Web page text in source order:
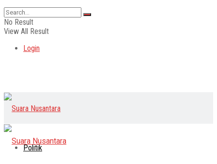
No Result
View All Result
Login
Politik